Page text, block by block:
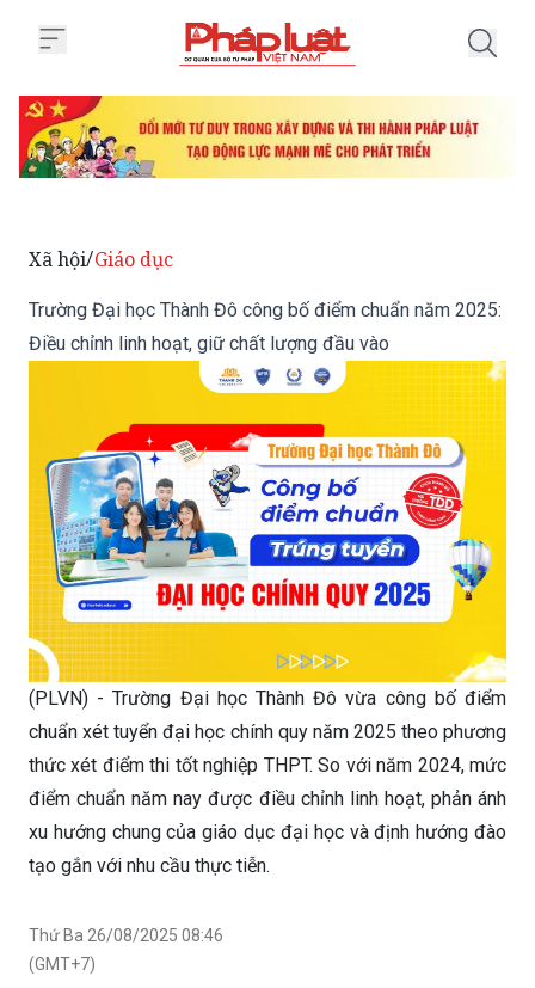
Xã hội/Giáo dục
Trường Đại học Thành Đô công bố điểm chuẩn năm 2025:
Điều chỉnh linh hoạt, giữ chất lượng đầu vào
(PLVN) - Trường Đại học Thành Đô vừa công bố điểm
chuẩn xét tuyển đại học chính quy năm 2025 theo phương
thức xét điểm thi tốt nghiệp THPT. So với năm 2024, mức
điểm chuẩn năm nay được điều chỉnh linh hoạt, phản ánh
xu hướng chung của giáo dục đại học và định hướng đào
tạo gắn với nhu cầu thực tiễn.
Thứ Ba 26/08/2025 08:46
(GMT+7)